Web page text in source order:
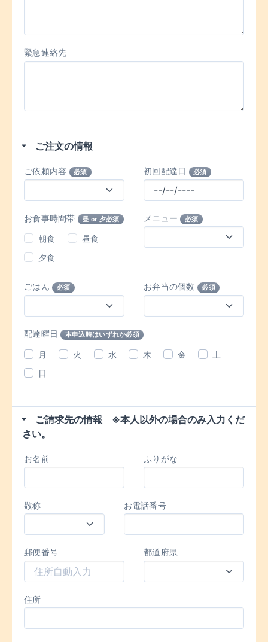
緊急連絡先
ご注文の情報
ご依頼内容 必須 初回配達日 必須
お食事時間帯 昼 or 夕必須
朝食
昼食
夕食
メニュー 必須
ごはん 必須 お弁当の個数 必須
配達曜日 本申込時はいずれか必須
月 火 水 木 金
土
日
ご請求先の情報 ※本人以外の場合のみ入力くだ
さい。
お名前 ふりがな
敬称 お電話番号
郵便番号 都道府県
住所